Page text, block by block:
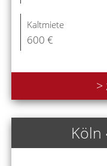
Kaltmiete
600 €
>
Köln